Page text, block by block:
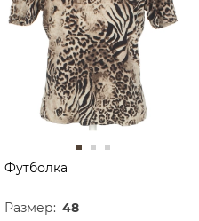
Футболка
Размер: 48